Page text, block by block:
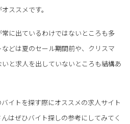
ススメです。
に出ているわけではないところも多
どは夏のセール期間前や、クリスマ
と求人を出していないところも結構あ
イトを探す際にオススメの求人サイト
はぜひバイト探しの参考にしてみてく